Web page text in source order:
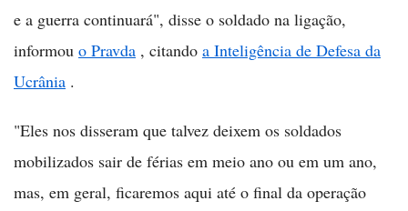
e a guerra continuará", disse o soldado na ligação,
informou o Pravda , citando a Inteligência de Defesa da
Ucrânia .
"Eles nos disseram que talvez deixem os soldados
mobilizados sair de férias em meio ano ou em um ano,
mas, em geral, ficaremos aqui até o final da operação